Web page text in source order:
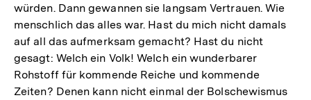
würden. Dann gewannen sie langsam Vertrauen. Wie
menschlich das alles war. Hast du mich nicht damals
auf all das aufmerksam gemacht? Hast du nicht
gesagt: Welch ein Volk! Welch ein wunderbarer
Rohstoff für kommende Reiche und kommende
Zeiten? Denen kann nicht einmal der Bolschewismus